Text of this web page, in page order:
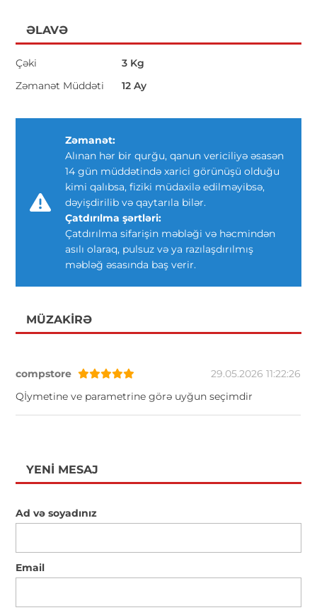
ƏLAVƏ
Çəki
3 Kg
Zəmanət Müddəti
12 Ay
Zəmanət:
Alınan hər bir qurğu, qanun vericiliyə əsasən
14 gün müddətində xarici görünüşü olduğu
kimi qalıbsa, fiziki müdaxilə edilməyibsə,
dəyişdirilib və qaytarıla bilər.
Çatdırılma şərtləri:
Çatdırılma sifarişin məbləği və həcmindən
asılı olaraq, pulsuz və ya razılaşdırılmış
məbləğ əsasında baş verir.
MÜZAKIRƏ
compstore
29.05.2026 11:22:26
Qİymetine ve parametrine görə uyğun seçimdir
YENI MESAJ
Ad və soyadınız
Email